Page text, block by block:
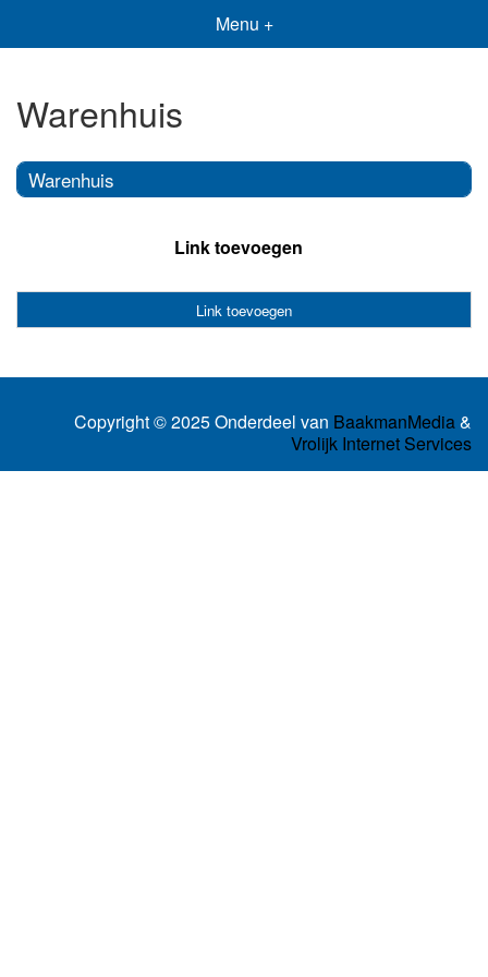
Menu +
Warenhuis
Warenhuis
Link toevoegen
Link toevoegen
Copyright © 2025 Onderdeel van BaakmanMedia&
Vrolijk Internet Services